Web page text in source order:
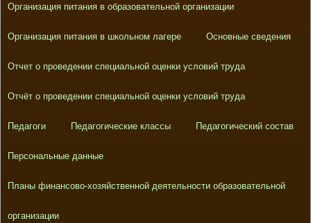
Организация питания в образовательной организации
Организация питания в школьном лагере Основные сведения
Отчет о проведении специальной оценки условий труда
Отчёт о проведении специальной оценки условий труда
Педагоги Педагогические классы Педагогический состав
Персональные данные
Планы финансово-хозяйственной деятельности образовательной
организации